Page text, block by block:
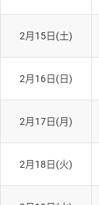
2月15日(土)
2月16日(日)
2月17日(月)
2月18日(火)